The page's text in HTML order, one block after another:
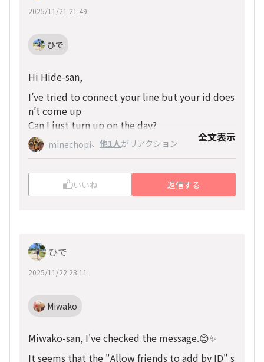
2025/11/21 21:49
ひで
Hi Hide-san,
I’ve tried to connect your line but your id does
n’t come up
Can I just turn up on the day?
Cheers,
Miwako
minechopi、 他1人がリアクション 全文表示
いいね 返信する
ひで
2025/11/22 23:11
Miwako
Miwako-san, I've checked the message.😊✨
It seems that the "Allow friends to add by ID" s